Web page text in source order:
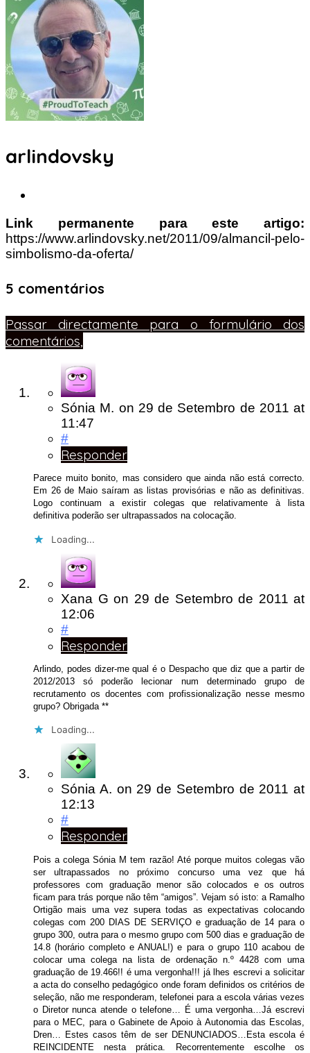
arlindovsky
Link permanente para este artigo:
https://www.arlindovsky.net/2011/09/almancil-pelo-
simbolismo-da-oferta/
5 comentários
Passar directamente para o formulário dos
comentários,
Sónia M. on 29 de Setembro de 2011 at
11:47
#
Responder
Parece muito bonito, mas considero que ainda não está correcto.
Em 26 de Maio saíram as listas provisórias e não as definitivas.
Logo continuam a existir colegas que relativamente à lista
definitiva poderão ser ultrapassados na colocação.
Loading...
Xana G on 29 de Setembro de 2011 at
12:06
#
Responder
Arlindo, podes dizer-me qual é o Despacho que diz que a partir de
2012/2013 só poderão lecionar num determinado grupo de
recrutamento os docentes com profissionalização nesse mesmo
grupo? Obrigada **
Loading...
Sónia A. on 29 de Setembro de 2011 at
12:13
#
Responder
Pois a colega Sónia M tem razão! Até porque muitos colegas vão
ser ultrapassados no próximo concurso uma vez que há
professores com graduação menor são colocados e os outros
ficam para trás porque não têm “amigos”. Vejam só isto: a Ramalho
Ortigão mais uma vez supera todas as expectativas colocando
colegas com 200 DIAS DE SERVIÇO e graduação de 14 para o
grupo 300, outra para o mesmo grupo com 500 dias e graduação de
14.8 (horário completo e ANUAL!) e para o grupo 110 acabou de
colocar uma colega na lista de ordenação n.º 4428 com uma
graduação de 19.466!! é uma vergonha!!! já lhes escrevi a solicitar
a acta do conselho pedagógico onde foram definidos os critérios de
seleção, não me responderam, telefonei para a escola várias vezes
o Diretor nunca atende o telefone… É uma vergonha…Já escrevi
para o MEC, para o Gabinete de Apoio à Autonomia das Escolas,
Dren… Estes casos têm de ser DENUNCIADOS…Esta escola é
REINCIDENTE nesta prática. Recorrentemente escolhe os